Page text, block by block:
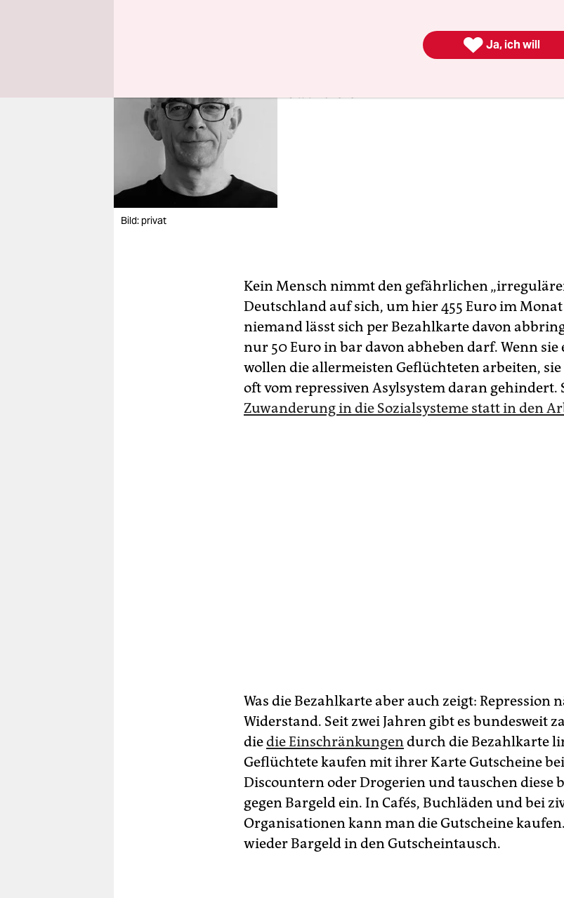
Bild: privat
Kein Mensch nimmt den gefährlichen
Deutschland auf sich, um hier 455 Euro im
niemand lässt sich per Bezahlkarte davon
nur 50 Euro in bar davon abheben darf. Wenn
wollen die allermeisten Geflüchteten arbeiten,
oft vom repressiven Asylsystem daran gehindert.
Zuwanderung in die Sozialsysteme statt in den
Was die Bezahlkarte aber auch zeigt:
Widerstand. Seit zwei Jahren gibt es bundesweit
diedie Einschränkungendurch die Bezahlkarte
Geflüchtete kaufen mit ihrer Karte Gutscheine
Discountern oder Drogerien und tauschen diese
gegen Bargeld ein. In Cafés, Buchläden und bei
Organisationen kann man die Gutscheine
wieder Bargeld in den Gutscheintausch.
 Ja, ich will